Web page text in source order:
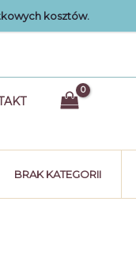
kosztów.
BRAK KATEGORII